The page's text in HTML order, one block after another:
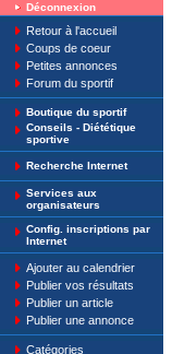
Déconnexion
Retour à l'accueil
Coups de coeur
Petites annonces
Forum du sportif
Boutique du sportif
Conseils - Diététique
sportive
Recherche Internet
Services aux
organisateurs
Config. inscriptions par
Internet
Ajouter au calendrier
Publier vos résultats
Publier un article
Publier une annonce
Catégories